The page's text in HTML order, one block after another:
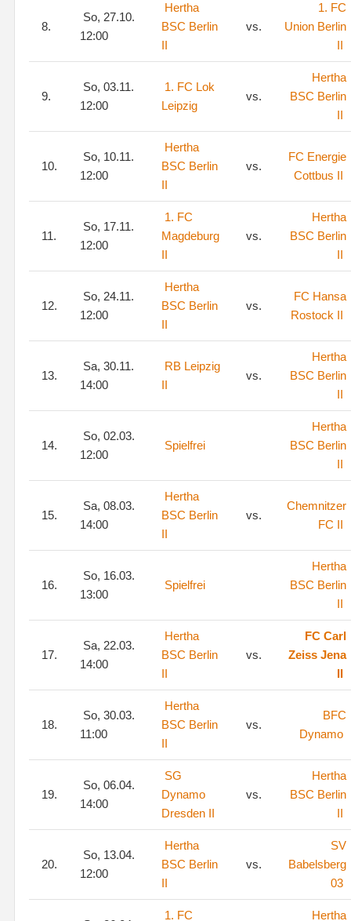
8.
So, 27.10.
12:00
Hertha
BSC Berlin
II
vs.
1. FC
Union Berlin
II
9.
So, 03.11.
12:00
1. FC Lok
Leipzig
vs.
Hertha
BSC Berlin
II
10.
So, 10.11.
12:00
Hertha
BSC Berlin
II
vs.
FC Energie
Cottbus II
11.
So, 17.11.
12:00
1. FC
Magdeburg
II
vs.
Hertha
BSC Berlin
II
12.
So, 24.11.
12:00
Hertha
BSC Berlin
II
vs.
FC Hansa
Rostock II
13.
Sa, 30.11.
14:00
RB Leipzig
II
vs.
Hertha
BSC Berlin
II
14.
So, 02.03.
12:00
Spielfrei
Hertha
BSC Berlin
II
15.
Sa, 08.03.
14:00
Hertha
BSC Berlin
II
vs.
Chemnitzer
FC II
16.
So, 16.03.
13:00
Spielfrei
Hertha
BSC Berlin
II
17.
Sa, 22.03.
14:00
Hertha
BSC Berlin
II
vs.
FC Carl
Zeiss Jena
II
18.
So, 30.03.
11:00
Hertha
BSC Berlin
II
vs.
BFC
Dynamo
19.
So, 06.04.
14:00
SG
Dynamo
Dresden II
vs.
Hertha
BSC Berlin
II
20.
So, 13.04.
12:00
Hertha
BSC Berlin
II
vs.
SV
Babelsberg
03
1. FC Hertha